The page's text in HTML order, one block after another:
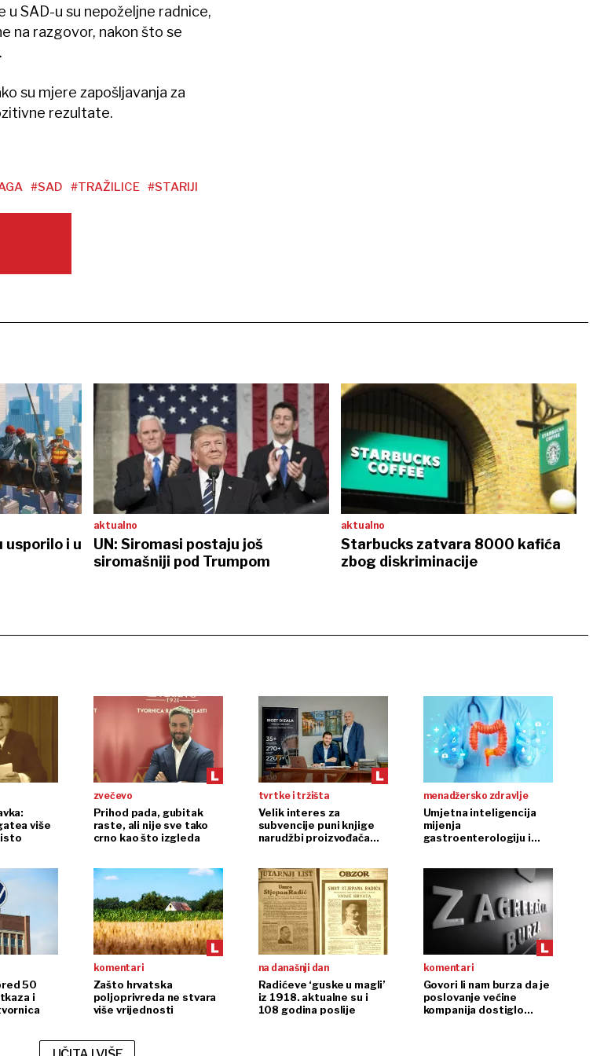
SAD-u su nepoželjne radnice,
na razgovor, nakon što se
su mjere zapošljavanja za
rezultate.
#SAD #TRAŽILICE #STARIJI
usporilo i u
aktualno
UN: Siromasi postaju još
siromašniji pod Trumpom
aktualno
Starbucks zatvara 8000 kafića
zbog diskriminacije
više
isto
zvečevo
Prihod pada, gubitak
raste, ali nije sve tako
crno kao što izgleda
tvrtke i tržišta
Velik interes za
subvencije puni knjige
narudžbi proizvođača
menadžersko zdravlje
Umjetna inteligencija
mijenja
gastroenterologiju i
50
i
komentari
Zašto hrvatska
poljoprivreda ne stvara
više vrijednosti
na današnji dan
Radićeve ‘guske u magli’
iz 1918. aktualne su i
108 godina poslije
komentari
Govori li nam burza da je
poslovanje većine
kompanija dostiglo